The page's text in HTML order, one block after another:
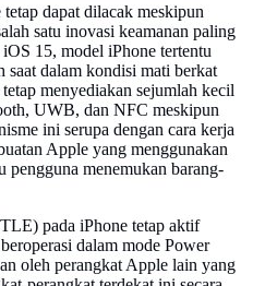
dapat dilacak meskipun
satu inovasi keamanan paling
15, model iPhone tertentu
saat dalam kondisi mati berkat
menyediakan sejumlah kecil
UWB, dan NFC meskipun
ini serupa dengan cara kerja
Apple yang menggunakan
pengguna menemukan barang-
pada iPhone tetap aktif
dalam mode Power
oleh perangkat Apple lain yang